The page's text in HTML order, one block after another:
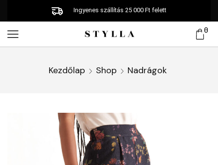
Ingyenes szállítás 25 000 Ft felett
0
Kezdőlap Shop Nadrágok